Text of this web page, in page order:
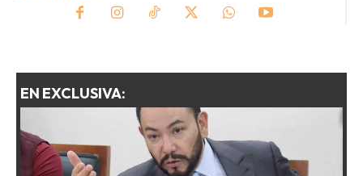
EN EXCLUSIVA: